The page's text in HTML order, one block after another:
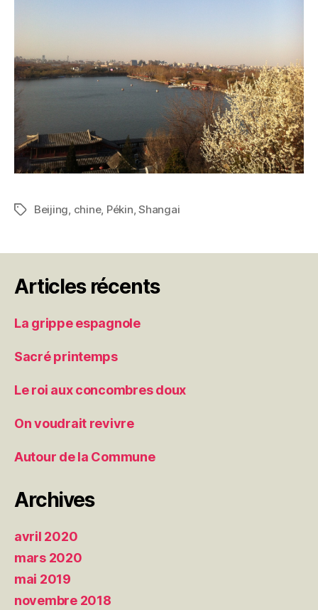
Étiquettes
Beijing chine, Pékin ,Shangai
Articles récents
La grippe espagnole
Sacré printemps
Le roi aux concombres doux
On voudrait revivre
Autour de la Commune
Archives
avril 2020
mars 2020
mai 2019
novembre 2018